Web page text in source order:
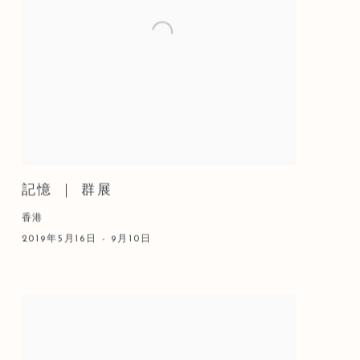
記憶 ｜ 群展
香港
2019年5月16日 - 9月10日